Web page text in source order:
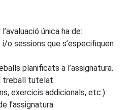
única ha de:
o sessions que s’especifiquen
planificats a l’assignatura.
treball tutelat.
exercicis addicionals, etc.)
l’assignatura.